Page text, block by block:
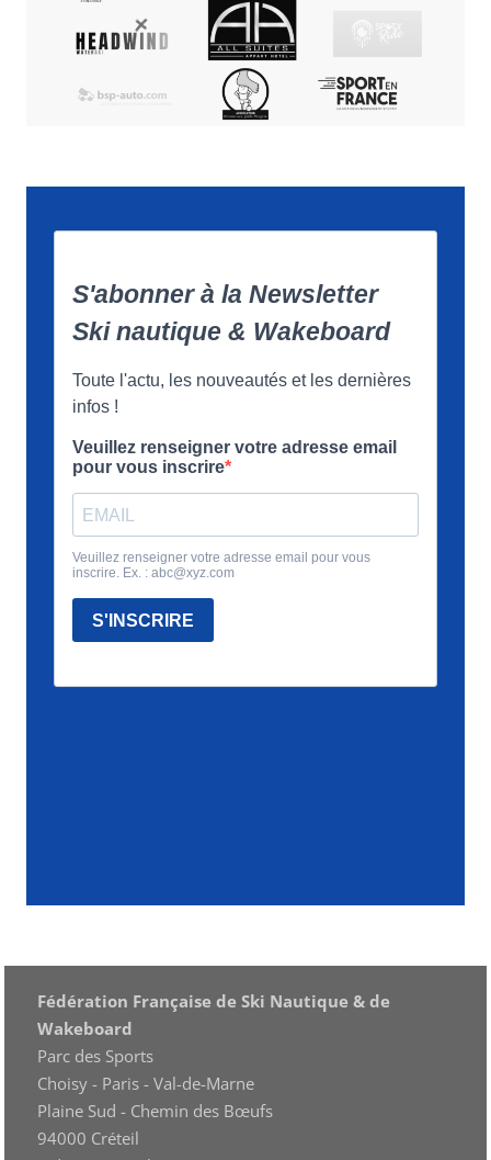
Fédération Française de Ski Nautique & de
Wakeboard
Parc des Sports
Choisy - Paris - Val-de-Marne
Plaine Sud - Chemin des Bœufs
94000 Créteil